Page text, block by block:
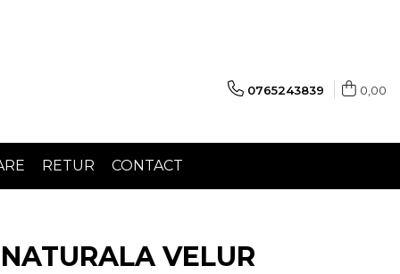
0765243839 0,00
RETUR CONTACT
VELUR